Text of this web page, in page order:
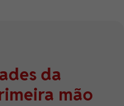
da
mão